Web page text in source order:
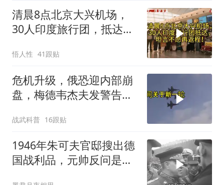
清晨8点北京大兴机场，
30人印度旅行团，抵达，
悟人性 41跟贴
危机升级，俄恐迎内部崩
盘，梅德韦杰夫发警告，
战武科普 16跟贴
1946年朱可夫官邸搜出德
国战利品，元帅反问是否